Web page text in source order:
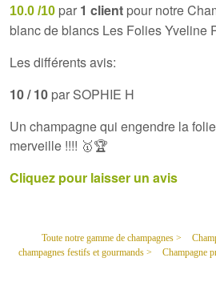
10.0 /10 par 1 client pour notre
blanc de blancs Les Folies Yveline
Les différents avis:
10 / 10 par SOPHIE H
Un champagne qui engendre la
merveille !!!! 🥇🏆
Cliquez pour laisser un avis
Toute notre gamme de champagnes >
champagnes festifs et gourmands >
Champagne